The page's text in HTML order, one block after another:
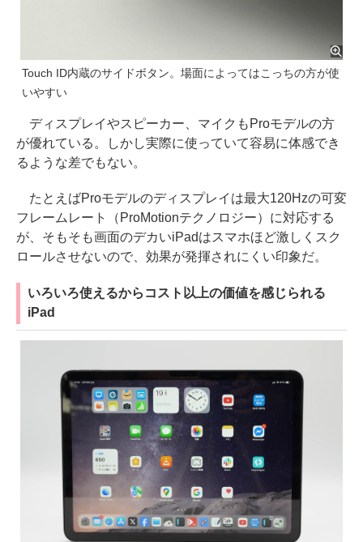
Touch ID内蔵のサイドボタン。場面によってはこっちの方が使
いやすい
ディスプレイやスピーカー、マイクもProモデルの方
が優れている。しかし実際に使っていて容易に体感でき
るような差でもない。
たとえばProモデルのディスプレイは最大120Hzの可変
フレームレート（ProMotionテクノロジー）に対応する
が、そもそも画面のデカいiPadはスマホほど激しくスク
ロールさせないので、効果が発揮されにくい印象だ。
いろいろ使えるからコスト以上の価値を感じられる
iPad